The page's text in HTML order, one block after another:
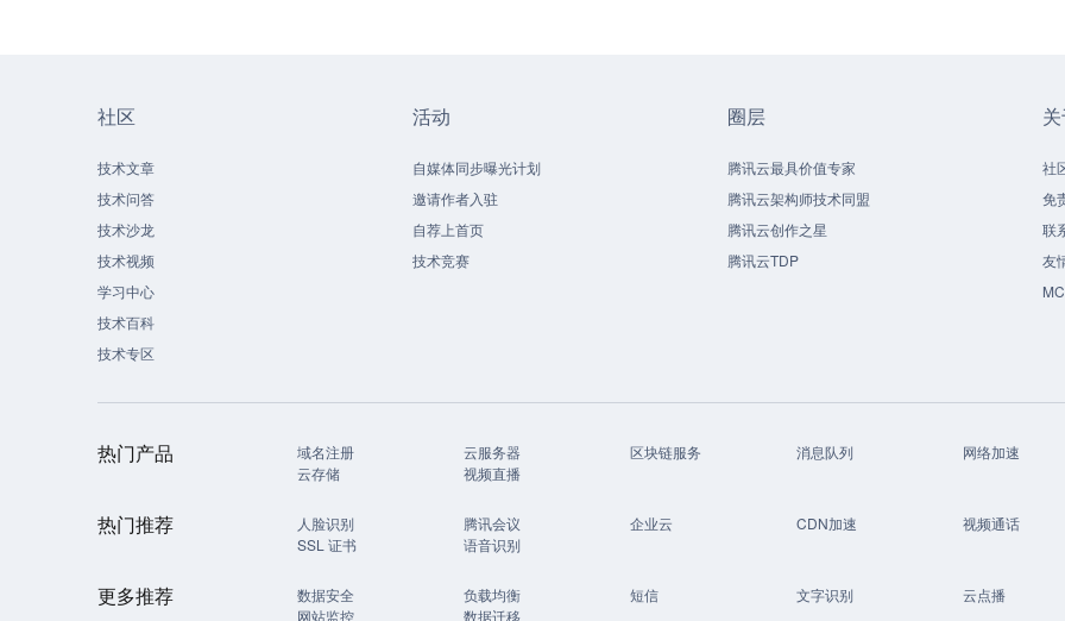
社区
技术文章
技术问答
技术沙龙
技术视频
学习中心
技术百科
技术专区
活动
自媒体同步曝光计划
邀请作者入驻
自荐上首页
技术竞赛
圈层
腾讯云最具价值专家
腾讯云架构师技术同盟
腾讯云创作之星
腾讯云TDP
社
免
联
友
热门产品 域名注册 云服务器 区块链服务 消息队列
网络加速
云存储
视频直播
热门推荐 人脸识别 腾讯会议 企业云 CDN加速
视频通话
SSL 证书
语音识别
更多推荐 数据安全 负载均衡 短信 文字识别
云点播
网站监控
数据迁移